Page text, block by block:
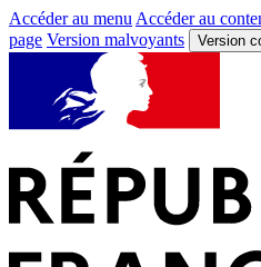
Accéder au menu Accéder au
page Version malvoyants Version